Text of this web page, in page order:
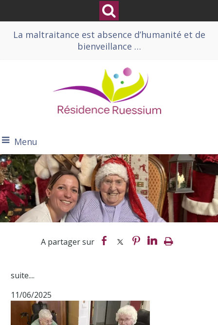
La maltraitance est absence d’humanité et de
bienveillance …
Menu
suite....
11/06/2025